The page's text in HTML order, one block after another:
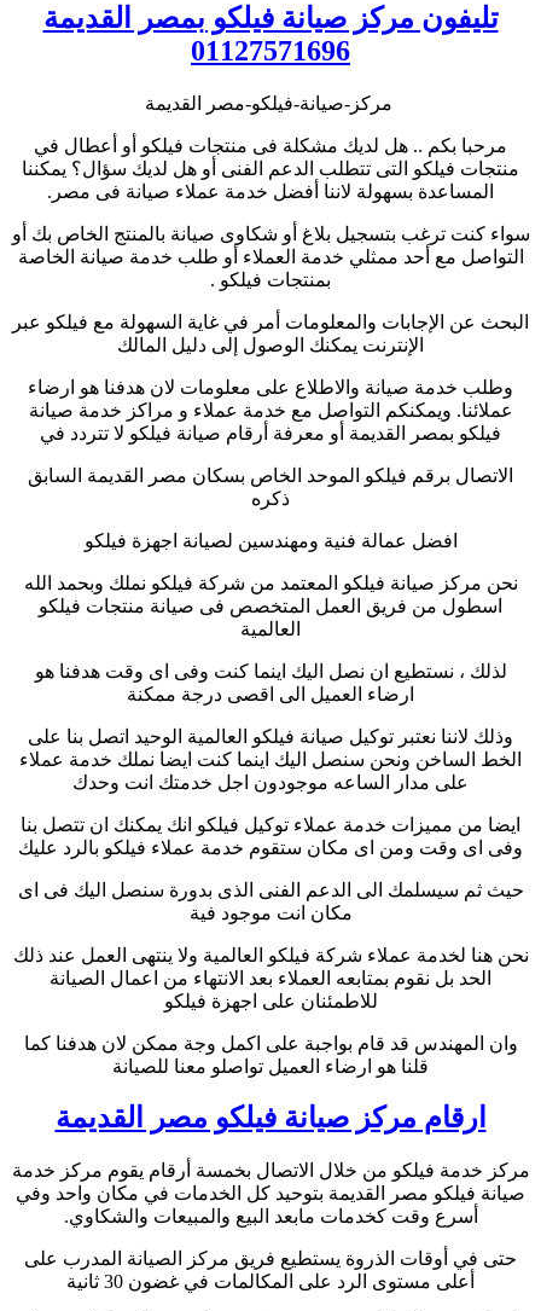
تليفون مركز صيانة فيلكو بمصر القديمة
01127571696
مركز-صيانة-فيلكو-مصر القديمة
مرحبا بكم .. هل لديك مشكلة فى منتجات فيلكو أو أعطال في
منتجات فيلكو التى تتطلب الدعم الفنى أو هل لديك سؤال؟ يمكننا
المساعدة بسهولة لاننا أفضل خدمة عملاء صيانة فى مصر.
سواء كنت ترغب بتسجيل بلاغ أو شكاوى صيانة بالمنتج الخاص بك أو
التواصل مع أحد ممثلي خدمة العملاء أو طلب خدمة صيانة الخاصة
بمنتجات فيلكو .
البحث عن الإجابات والمعلومات أمر في غاية السهولة مع فيلكو عبر
الإنترنت يمكنك الوصول إلى دليل المالك
وطلب خدمة صيانة والاطلاع على معلومات لان هدفنا هو ارضاء
عملائنا. ويمكنكم التواصل مع خدمة عملاء و مراكز خدمة صيانة
فيلكو بمصر القديمة أو معرفة أرقام صيانة فيلكو لا تتردد في
الاتصال برقم فيلكو الموحد الخاص بسكان مصر القديمة السابق
ذكره
افضل عمالة فنية ومهندسين لصيانة اجهزة فيلكو
نحن مركز صيانة فيلكو المعتمد من شركة فيلكو نملك وبحمد الله
اسطول من فريق العمل المتخصص فى صيانة منتجات فيلكو
العالمية
لذلك ، نستطيع ان نصل اليك اينما كنت وفى اى وقت هدفنا هو
ارضاء العميل الى اقصى درجة ممكنة
وذلك لاننا نعتبر توكيل صيانة فيلكو العالمية الوحيد اتصل بنا على
الخط الساخن ونحن سنصل اليك اينما كنت ايضا نملك خدمة عملاء
على مدار الساعه موجودون اجل خدمتك انت وحدك
ايضا من مميزات خدمة عملاء توكيل فيلكو انك يمكنك ان تتصل بنا
وفى اى وقت ومن اى مكان ستقوم خدمة عملاء فيلكو بالرد عليك
حيث ثم سيسلمك الى الدعم الفنى الذى بدورة سنصل اليك فى اى
مكان انت موجود فية
نحن هنا لخدمة عملاء شركة فيلكو العالمية ولا ينتهى العمل عند ذلك
الحد بل نقوم بمتابعه العملاء بعد الانتهاء من اعمال الصيانة
للاطمئنان على اجهزة فيلكو
وان المهندس قد قام بواجبة على اكمل وجة ممكن لان هدفنا كما
قلنا هو ارضاء العميل تواصلو معنا للصيانة
ارقام مركز صيانة فيلكو مصر القديمة
مركز خدمة فيلكو من خلال الاتصال بخمسة أرقام يقوم مركز خدمة
صيانة فيلكو مصر القديمة بتوحيد كل الخدمات في مكان واحد وفي
أسرع وقت كخدمات مابعد البيع والمبيعات والشكاوي.
حتى في أوقات الذروة يستطيع فريق مركز الصيانة المدرب على
أعلى مستوى الرد على المكالمات في غضون 30 ثانية